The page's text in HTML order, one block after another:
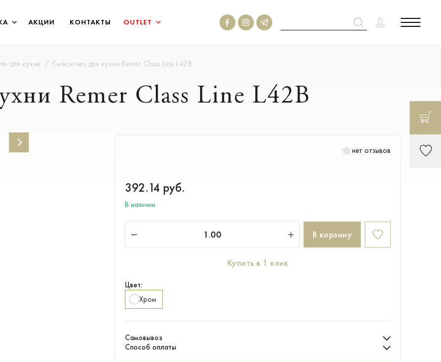
АКЦИИ КОНТАКТЫ OUTLET
для кухни Смеситель для кухни Remer Class Line L42B
Remer Class Line L42B
нет отзывов
392.14 руб.
В наличии
В корзину
Купить в 1 клик
Цвет:
Хром
Самовывоз
Способ оплаты